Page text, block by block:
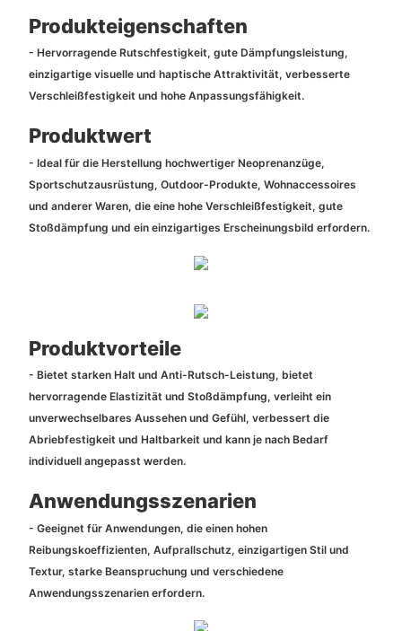
Produkteigenschaften
- Hervorragende Rutschfestigkeit, gute Dämpfungsleistung,
einzigartige visuelle und haptische Attraktivität, verbesserte
Verschleißfestigkeit und hohe Anpassungsfähigkeit.
Produktwert
- Ideal für die Herstellung hochwertiger Neoprenanzüge,
Sportschutzausrüstung, Outdoor-Produkte, Wohnaccessoires
und anderer Waren, die eine hohe Verschleißfestigkeit, gute
Stoßdämpfung und ein einzigartiges Erscheinungsbild erfordern.
Produktvorteile
- Bietet starken Halt und Anti-Rutsch-Leistung, bietet
hervorragende Elastizität und Stoßdämpfung, verleiht ein
unverwechselbares Aussehen und Gefühl, verbessert die
Abriebfestigkeit und Haltbarkeit und kann je nach Bedarf
individuell angepasst werden.
Anwendungsszenarien
- Geeignet für Anwendungen, die einen hohen
Reibungskoeffizienten, Aufprallschutz, einzigartigen Stil und
Textur, starke Beanspruchung und verschiedene
Anwendungsszenarien erfordern.